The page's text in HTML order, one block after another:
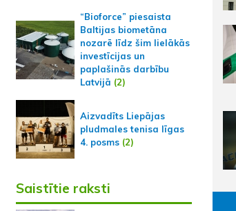
“Bioforce” piesaista
Baltijas biometāna
nozarē līdz šim lielākās
investīcijas un
paplašinās darbību
Latvijā (2)
Aizvadīts Liepājas
pludmales tenisa līgas
4. posms(2)
Saistītie raksti